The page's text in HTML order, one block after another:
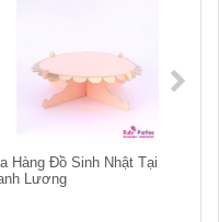
Hàng Đồ Sinh Nhật Tại
Lương